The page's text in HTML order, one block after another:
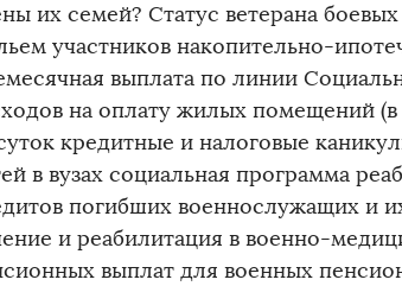
их семей? Статус ветерана
участников накопительно-
выплата по линии
на оплату жилых помещений
кредитные и налоговые
в вузах социальная программа
погибших военнослужащих и
и реабилитация в военно-
выплат для военных